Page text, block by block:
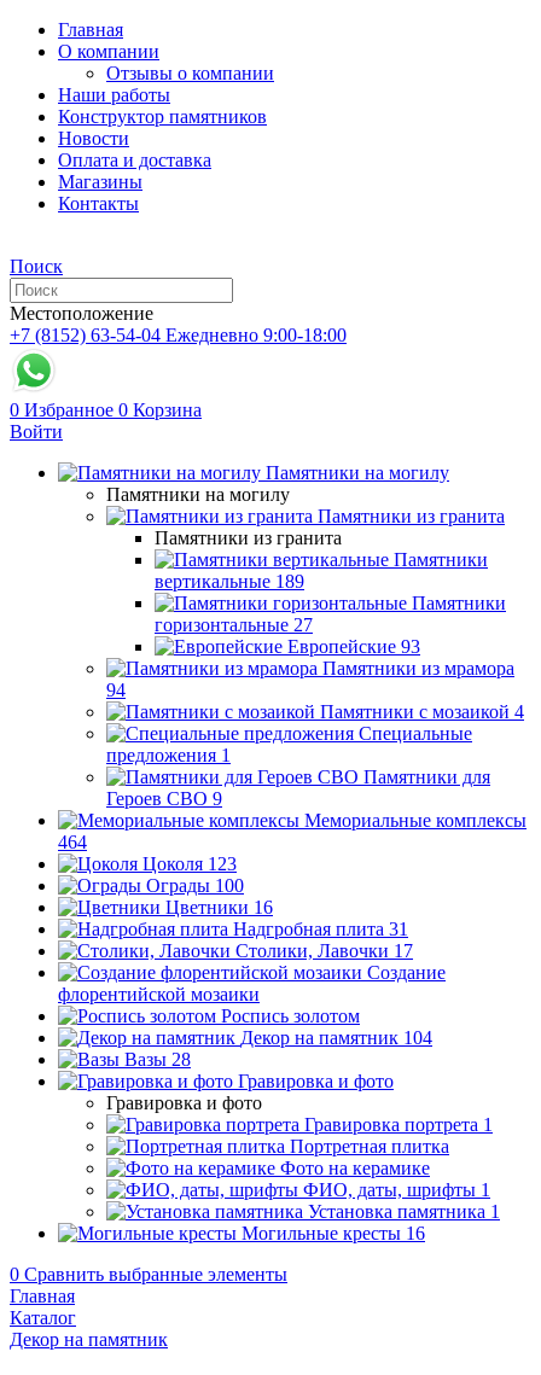
Главная
О компании
Отзывы о компании
Наши работы
Конструктор памятников
Новости
Оплата и доставка
Магазины
Контакты
Поиск
Местоположение
+7 (8152) 63-54-04 Ежедневно 9:00-18:00
0 Избранное 0 Корзина
Войти
Памятники на могилу
Памятники на могилу
Памятники из гранита
Памятники из гранита
Памятники
вертикальные 189
Памятники
горизонтальные 27
Европейские 93
Памятники из мрамора
94
Памятники с мозаикой 4
Специальные
предложения 1
Памятники для
Героев СВО 9
Мемориальные комплексы
464
Цоколя 123
Ограды 100
Цветники 16
Надгробная плита 31
Столики, Лавочки 17
Создание
флорентийской мозаики
Роспись золотом
Декор на памятник 104
Вазы 28
Гравировка и фото
Гравировка и фото
Гравировка портрета 1
Портретная плитка
Фото на керамике
ФИО, даты, шрифты 1
Установка памятника 1
Могильные кресты 16
0 Сравнить выбранные элементы
Главная
Каталог
Декор на памятник